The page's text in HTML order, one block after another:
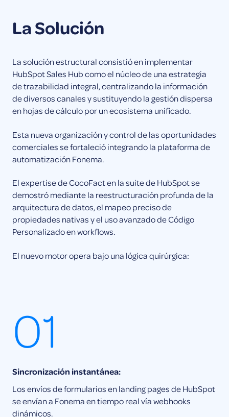
La Solución
La solución estructural consistió en implementar
HubSpot Sales Hub como el núcleo de una estrategia
de trazabilidad integral, centralizando la información
de diversos canales y sustituyendo la gestión dispersa
en hojas de cálculo por un ecosistema unificado.
Esta nueva organización y control de las oportunidades
comerciales se fortaleció integrando la plataforma de
automatización Fonema.
El expertise de CocoFact en la suite de HubSpot se
demostró mediante la reestructuración profunda de la
arquitectura de datos, el mapeo preciso de
propiedades nativas y el uso avanzado de Código
Personalizado en workflows.
El nuevo motor opera bajo una lógica quirúrgica:
01
Sincronización instantánea:
Los envíos de formularios en landing pages de HubSpot
se envían a Fonema en tiempo real vía webhooks
dinámicos.